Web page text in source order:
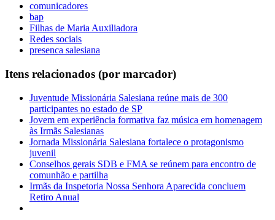
comunicadores
bap
Filhas de Maria Auxiliadora
Redes sociais
presenca salesiana
Itens relacionados (por marcador)
Juventude Missionária Salesiana reúne mais de 300
participantes no estado de SP
Jovem em experiência formativa faz música em homenagem
às Irmãs Salesianas
Jornada Missionária Salesiana fortalece o protagonismo
juvenil
Conselhos gerais SDB e FMA se reúnem para encontro de
comunhão e partilha
Irmãs da Inspetoria Nossa Senhora Aparecida concluem
Retiro Anual